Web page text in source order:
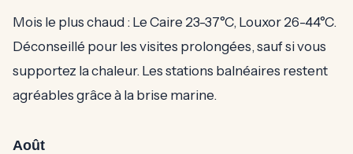
Mois le plus chaud : Le Caire 23-37°C, Louxor 26-44°C.
Déconseillé pour les visites prolongées, sauf si vous
supportez la chaleur. Les stations balnéaires restent
agréables grâce à la brise marine.
Août